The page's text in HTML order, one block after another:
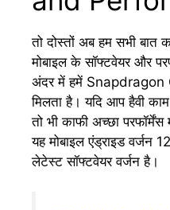
तो दोस्तों अब हम सभी
मोबाइल के सॉफ्टवेयर और
अंदर में हमें Snapdragon
मिलता है। यदि आप हैवी
तो भी काफी अच्छा
यह मोबाइल एंड्राइड वर्जन
लेटेस्ट सॉफ्टवेयर वर्जन है।